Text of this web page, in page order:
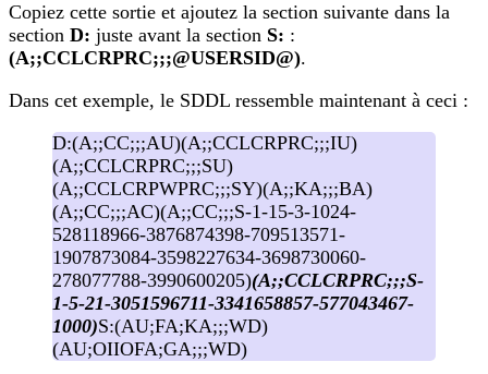
Copiez cette sortie et ajoutez la section suivante dans la
section D: juste avant la section S: :
(A;;CCLCRPRC;;;@USERSID@).
Dans cet exemple, le SDDL ressemble maintenant à ceci :
D:(A;;CC;;;AU)(A;;CCLCRPRC;;;IU)
(A;;CCLCRPRC;;;SU)
(A;;CCLCRPWPRC;;;SY)(A;;KA;;;BA)
(A;;CC;;;AC)(A;;CC;;;S-1-15-3-1024-
528118966-3876874398-709513571-
1907873084-3598227634-3698730060-
278077788-3990600205)(A;;CCLCRPRC;;;S-
1-5-21-3051596711-3341658857-577043467-
1000)S:(AU;FA;KA;;;WD)
(AU;OIIOFA;GA;;;WD)